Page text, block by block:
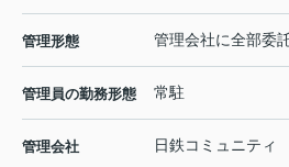
管理形態 管理会社に全部委
管理員の勤務形態 常駐
管理会社 日鉄コミュニティ